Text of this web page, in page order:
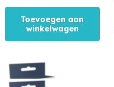
Toevoegen aan
winkelwagen